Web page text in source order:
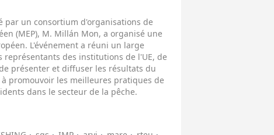
par un consortium d'organisations de
(MEP), M. Millán Mon, a organisé une
L'événement a réuni un large
des institutions de l'UE, de
présenter et diffuser les résultats du
à promouvoir les meilleures pratiques de
dans le secteur de la pêche.